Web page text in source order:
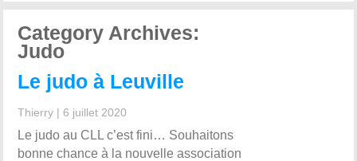
Category Archives:
Judo
Le judo à Leuville
Thierry | 6 juillet 2020
Le judo au CLL c’est fini… Souhaitons
bonne chance à la nouvelle association